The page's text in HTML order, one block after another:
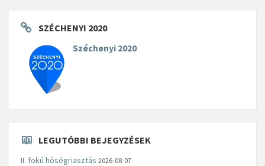
SZÉCHENYI 2020
Széchenyi 2020
LEGUTÓBBI BEJEGYZÉSEK
II. fokú hőségriasztás 2026-08-07